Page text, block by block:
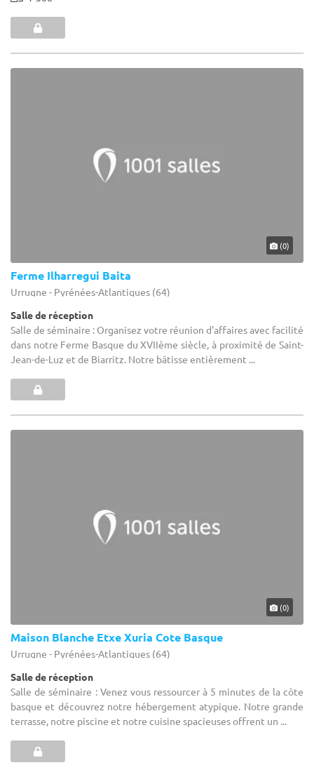
(0)
Ferme Ilharregui Baita
Urrugne - Pyrénées-Atlantiques (64)
Salle de réception
Salle de séminaire : Organisez votre réunion d'affaires avec facilité
dans notre Ferme Basque du XVIIème siècle, à proximité de Saint-
Jean-de-Luz et de Biarritz. Notre bâtisse entièrement ...
(0)
Maison Blanche Etxe Xuria Cote Basque
Urrugne - Pyrénées-Atlantiques (64)
Salle de réception
Salle de séminaire : Venez vous ressourcer à 5 minutes de la côte
basque et découvrez notre hébergement atypique. Notre grande
terrasse, notre piscine et notre cuisine spacieuses offrent un ...